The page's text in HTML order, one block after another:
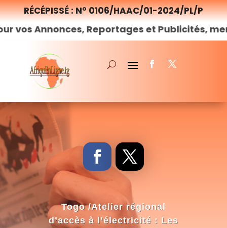
RÉCÉPISSÉ : N° 0106/HAAC/01-2024/PL/P
Reportages et Publicités, merci de
Togo /Atelier régional
d’accès à l’électricité : Les